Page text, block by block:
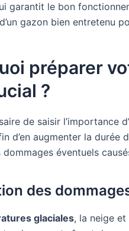
garantit le bon
gazon bien entretenu
préparer
?
de saisir l’importance
d’en augmenter la
dommages éventuels
des
glaciales, la neige